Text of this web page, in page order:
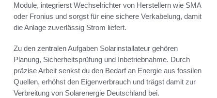
Module, integrierst Wechselrichter von Herstellern wie SMA
oder Fronius und sorgst für eine sichere Verkabelung, damit
die Anlage zuverlässig Strom liefert.
Zu den zentralen Aufgaben Solarinstallateur gehören
Planung, Sicherheitsprüfung und Inbetriebnahme. Durch
präzise Arbeit senkst du den Bedarf an Energie aus fossilen
Quellen, erhöhst den Eigenverbrauch und trägst damit zur
Verbreitung von Solarenergie Deutschland bei.